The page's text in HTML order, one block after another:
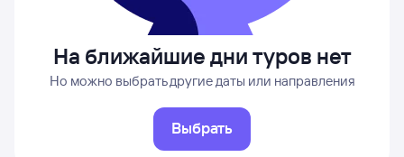
На ближайшие дни туров нет
Но можно выбрать другие даты или направления
Выбрать